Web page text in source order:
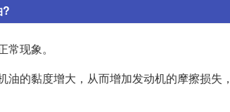
?
现象。
油的黏度增大，从而增加发动机的摩擦损